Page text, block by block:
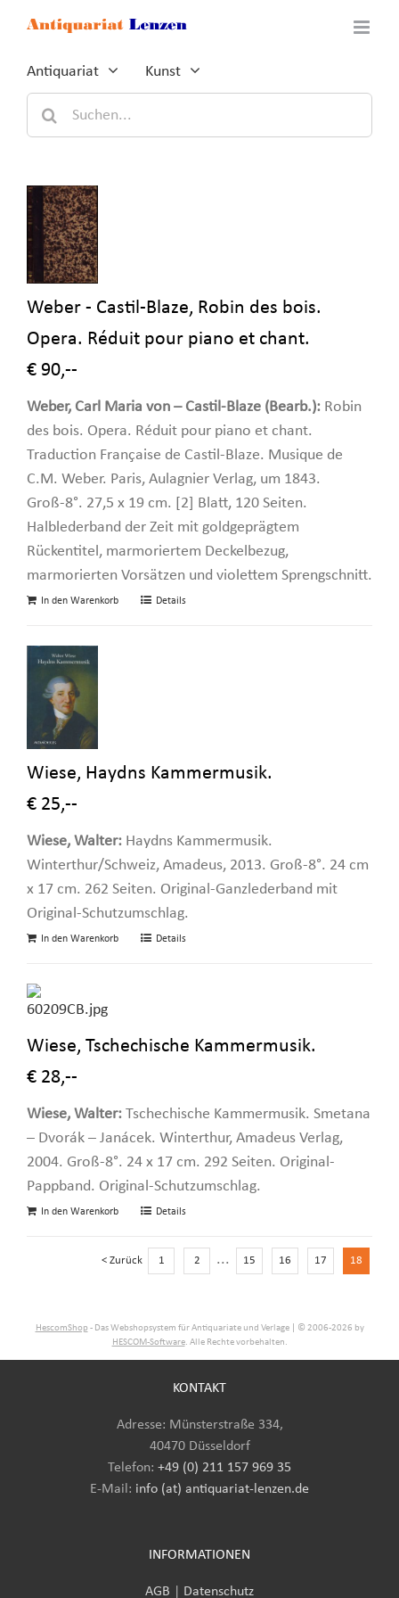
Inhalt
Antiquariat
Kunst
Suche
nach:
Weber - Castil-Blaze, Robin des bois.
Opera. Réduit pour piano et chant.
€ 90,--
Weber, Carl Maria von – Castil-Blaze (Bearb.): Robin
des bois. Opera. Réduit pour piano et chant.
Traduction Française de Castil-Blaze. Musique de
C.M. Weber. Paris, Aulagnier Verlag, um 1843.
Groß-8°. 27,5 x 19 cm. [2] Blatt, 120 Seiten.
Halblederband der Zeit mit goldgeprägtem
Rückentitel, marmoriertem Deckelbezug,
marmorierten Vorsätzen und violettem Sprengschnitt.
In den Warenkorb Details
Wiese, Haydns Kammermusik.
€ 25,--
Wiese, Walter: Haydns Kammermusik.
Winterthur/Schweiz, Amadeus, 2013. Groß-8°. 24 cm
x 17 cm. 262 Seiten. Original-Ganzlederband mit
Original-Schutzumschlag.
In den Warenkorb Details
Wiese, Tschechische Kammermusik.
€ 28,--
Wiese, Walter: Tschechische Kammermusik. Smetana
– Dvorák – Janácek. Winterthur, Amadeus Verlag,
2004. Groß-8°. 24 x 17 cm. 292 Seiten. Original-
Pappband. Original-Schutzumschlag.
In den Warenkorb Details
< Zurück 1 2 ... 15 16 17 18
HescomShop - Das Webshopsystem für Antiquariate und Verlage | © 2006-2026 by
HESCOM-Software. Alle Rechte vorbehalten.
KONTAKT
Adresse: Münsterstraße 334,
40470 Düsseldorf
Telefon: +49 (0) 211 157 969 35
E-Mail : info (at) antiquariat-lenzen.de
INFORMATIONEN
AGB Datenschutz